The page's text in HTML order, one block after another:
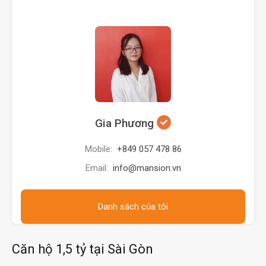
Gia Phương
Mobile: +849 057 478 86
Email: info@mansion.vn
Danh sách của tôi
Căn hộ 1,5 tỷ tại Sài Gòn